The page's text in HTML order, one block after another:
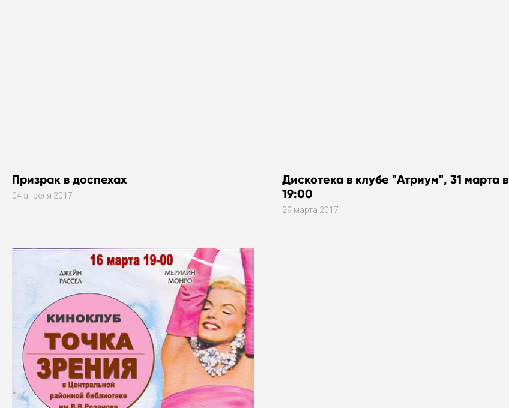
Призрак в доспехах
04 апреля 2017
Дискотека в клубе "Атриум", 31 марта в
19:00
29 марта 2017